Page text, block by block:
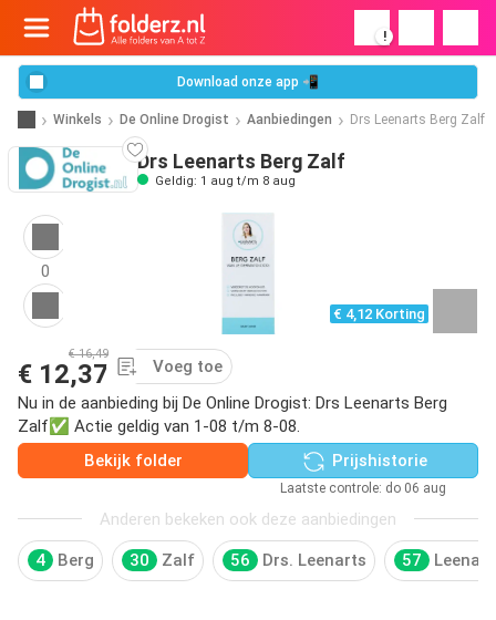
!
Download onze app 📲
Winkels De Online Drogist Aanbiedingen Drs Leenarts Berg Zalf
Drs Leenarts Berg Zalf
Geldig: 1 aug t/m 8 aug
0
€ 4,12 Korting
€ 16,49
€ 12,37
Voeg toe
Nu in de aanbieding bij De Online Drogist: Drs Leenarts Berg
Zalf✅ Actie geldig van 1-08 t/m 8-08.
Bekijk folder
Prijshistorie
Laatste controle: do 06 aug
Anderen bekeken ook deze aanbiedingen
4 Berg 30 Zalf 56 Drs. Leenarts 57